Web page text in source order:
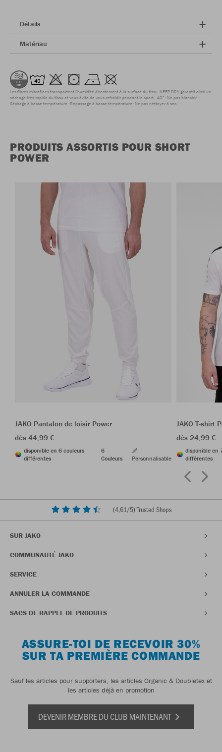
Détails
Matériau
Les fibres microfines transportent l'humidité directement à la surface du tissu. KEEP DRY garantit ainsi un
séchage très rapide du tissu et vous évite de vous refroidir pendant le sport. 40° Ne pas blanchir
Séchage à basse température Repassage à basse température Ne pas nettoyer à sec
PRODUITS ASSORTIS POUR SHORT
POWER
JAKO Pantalon de loisir Power
dès 44,99 €
disponible en 6 couleurs
différentes
6
Couleurs
Personnalisable
JAKO T-shirt
dès 24,99 €
disponible en
différentes
(4,61/5) Trusted Shops
SUR JAKO
COMMUNAUTÉ JAKO
SERVICE
ANNULER LA COMMANDE
SACS DE RAPPEL DE PRODUITS
ASSURE-TOI DE RECEVOIR 30%
SUR TA PREMIÈRE COMMANDE
Sauf les articles pour supporters, les articles Organic & Doubletex et
les articles déjà en promotion
DEVENIR MEMBRE DU CLUB MAINTENANT